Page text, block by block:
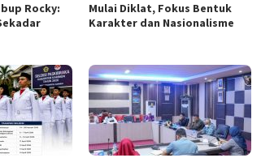
Rocky:
Mulai Diklat, Fokus Bentuk
Karakter dan Nasionalisme